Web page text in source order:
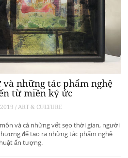
những tác phẩm nghệ
từ miền ký ức
/ ART & CULTURE
và cả những vết sẹo thời gian, người
để tạo ra những tác phẩm nghệ
ấn tượng.